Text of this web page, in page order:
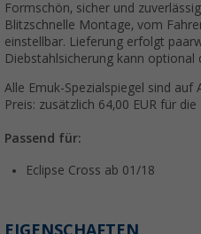
Formschön, sicher und
Blitzschnelle Montage, vom
einstellbar. Lieferung erfolgt
Diebstahlsicherung kann optional
Alle Emuk-Spezialspiegel sind
Preis: zusätzlich 64,00 EUR für
Passend für:
Eclipse Cross ab 01/18